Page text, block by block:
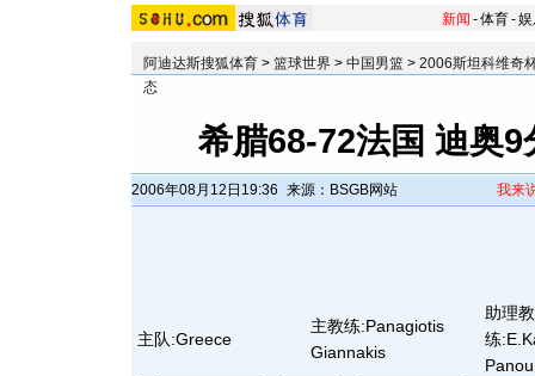
新闻 -体育-
阿迪达斯搜狐体育 > 篮球世界 > 中国男篮 > 2006斯坦科维奇
态
希腊68-72法国 迪奥
2006年08月12日19:36 来源：BSGB网站 我来
主队:Greece
主教练:Panagiotis
Giannakis
助理教
练
Panou